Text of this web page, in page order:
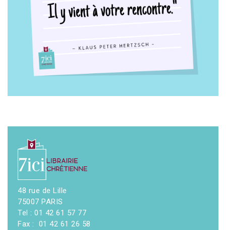
48 rue de Lille
75007 PARIS
Tel : 01 42 61 57 77
Fax : 01 42 61 26 58